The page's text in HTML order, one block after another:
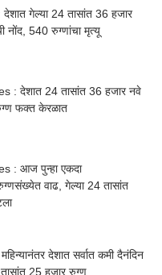
गेल्या 24 तासांत 36 हजार
नोंद, 540 रुग्णांचा मृत्यू
: देशात 24 तासांत 36 हजार नवे
फक्त केरळात
: आज पुन्हा एकदा
रुग्णसंख्येत वाढ, गेल्या 24 तासांत
देशात सर्वात कमी दैनंदिन
तासांत 25 हजार रुग्ण